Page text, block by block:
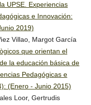
escolar. Caso de
de Noviembre de
Psicología NUNA
Sanmartín (2024)
UPSE. Experiencias
e Innovación:
2019)
Villao, Margot García
que orientan el
la educación básica de
Pedagógicas e
(Enero - Junio 2015)
Loor, Gertrudis